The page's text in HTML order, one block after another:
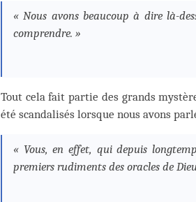
« Nous avons beaucoup à dire là-
comprendre. »
Tout cela fait partie des grands
été scandalisés lorsque nous avons
« Vous, en effet, qui depuis
premiers rudiments des oracles de